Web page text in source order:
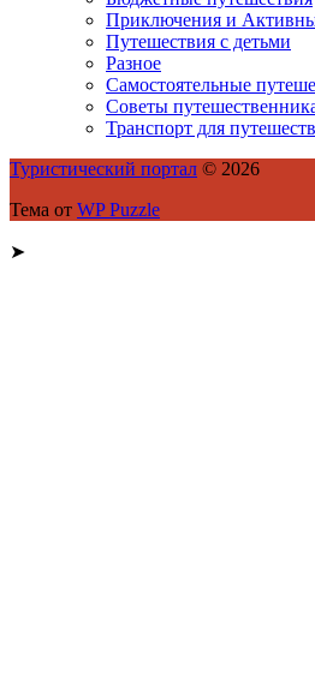
Приключения и
Путешествия с детьми
Разное
Самостоятельные
Советы
Транспорт для
Туристический портал © 2026
Тема от WP Puzzle
➤